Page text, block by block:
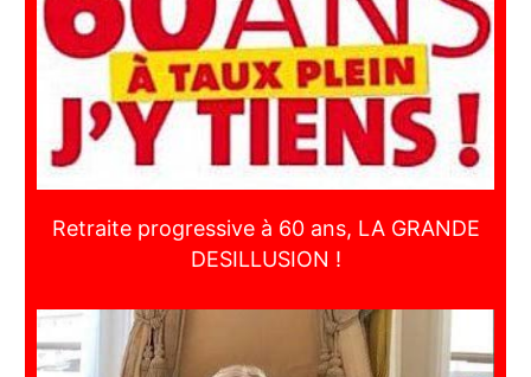
Retraite progressive à 60 ans, LA GRANDE
DESILLUSION !